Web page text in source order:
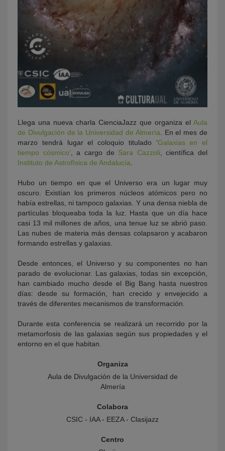
Llega una nueva charla CienciaJazz que organiza el Aula
de Divulgación de la Universidad de Almería . En el mes de
marzo tendrá lugar el coloquio titulado ‘Galaxias en el
tiempo cósmico’, a cargo de Sara Cazzoli , científica del
Instituto de Astrofísica de Andalucía
Hubo un tiempo en que el Universo era un lugar muy
oscuro. Existían los primeros núcleos atómicos pero no
había estrellas, ni tampoco galaxias. Y una densa niebla de
partículas bloqueaba toda la luz. Hasta que un día hace
casi 13 mil millones de años, una tenue luz se abrió paso.
Las nubes de materia más densas colapsaron y acabaron
formando estrellas y galaxias.
Desde entonces, el Universo y su componentes no han
parado de evolucionar. Las galaxias, todas sin excepción,
han cambiado mucho desde el Big Bang hasta nuestros
días: desde su formación, han crecido y envejecido a
través de diferentes mecanismos de transformación.
Durante esta conferencia se realizará un recorrido por la
metamorfosis de las galaxias según sus propiedades y el
entorno en el que habitan.
Organiza
Aula de Divulgación de la Universidad de
Almería
Colabora
CSIC - IAA - EEZA - Clasijazz
Centro